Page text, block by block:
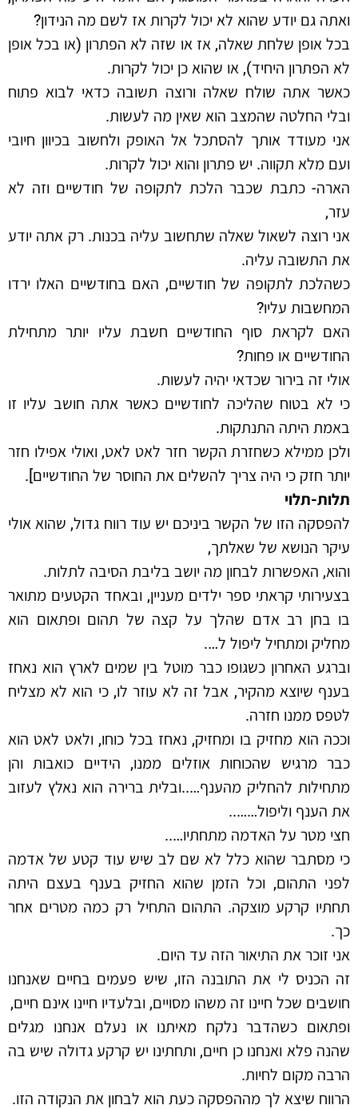
ואתה גם יודע שהוא לא יכול לקרות אז לשם מה הנידון?
בכל אופן שלחת שאלה, אז או שזה לא הפתרון (או בכל אופן
לא הפתרון היחיד), או שהוא כן יכול לקרות.
כאשר אתה שולח שאלה ורוצה תשובה כדאי לבוא פתוח
ובלי החלטה שהמצב הוא שאין מה לעשות.
אני מעודד אותך להסתכל אל האופק ולחשוב בכיוון חיובי
ועם מלא תקווה. יש פתרון והוא יכול לקרות.
הארה- כתבת שכבר הלכת לתקופה של חודשיים וזה לא
עזר,
אני רוצה לשאול שאלה שתחשוב עליה בכנות. רק אתה יודע
את התשובה עליה.
כשהלכת לתקופה של חודשיים, האם בחודשיים האלו ירדו
המחשבות עליו?
האם לקראת סוף החודשיים חשבת עליו יותר מתחילת
החודשיים או פחות?
אולי זה בירור שכדאי יהיה לעשות.
כי לא בטוח שהליכה לחודשיים כאשר אתה חושב עליו זו
באמת היתה התנתקות.
ולכן ממילא כשחזרת הקשר חזר לאט לאט, ואולי אפילו חזר
יותר חזק כי היה צריך להשלים את החוסר של החודשיים].
תלות-תלוי
להפסקה הזו של הקשר ביניכם יש עוד רווח גדול, שהוא אולי
עיקר הנושא של שאלתך,
והוא, האפשרות לבחון מה יושב בליבת הסיבה לתלות.
בצעירותי קראתי ספר ילדים מעניין, ובאחד הקטעים מתואר
בו בחן רב אדם שהלך על קצה של תהום ופתאום הוא
מחליק ומתחיל ליפול ל….
וברגע האחרון כשגופו כבר מוטל בין שמים לארץ הוא נאחז
בענף שיוצא מהקיר, אבל זה לא עוזר לו, כי הוא לא מצליח
לטפס ממנו חזרה.
וככה הוא מחזיק בו ומחזיק, נאחז בכל כוחו, ולאט לאט הוא
כבר מרגיש שהכוחות אוזלים ממנו, הידיים כואבות והן
מתחילות להחליק מהענף…..ובלית ברירה הוא נאלץ לעזוב
את הענף וליפול……..
חצי מטר על האדמה מתחתיו…..
כי מסתבר שהוא כלל לא שם לב שיש עוד קטע של אדמה
לפני התהום, וכל הזמן שהוא החזיק בענף בעצם היתה
תחתיו קרקע מוצקה. התהום התחיל רק כמה מטרים אחר
כך.
אני זוכר את התיאור הזה עד היום.
זה הכניס לי את התובנה הזו, שיש פעמים בחיים שאנחנו
חושבים שכל חיינו זה משהו מסויים, ובלעדיו חיינו אינם חיים,
ופתאום כשהדבר נלקח מאיתנו או נעלם אנחנו מגלים
שהנה פלא ואנחנו כן חיים, ותחתינו יש קרקע גדולה שיש בה
הרבה מקום לחיות.
הרווח שיצא לך מההפסקה כעת הוא לבחון את הנקודה הזו.